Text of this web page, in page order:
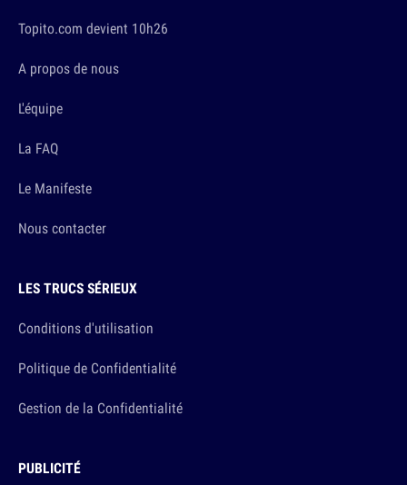
Topito.com devient 10h26
A propos de nous
L'équipe
La FAQ
Le Manifeste
Nous contacter
LES TRUCS SÉRIEUX
Conditions d'utilisation
Politique de Confidentialité
Gestion de la Confidentialité
PUBLICITÉ